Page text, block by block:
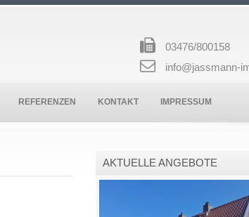
03476/800158
info@jassmann-
REFERENZEN KONTAKT IMPRESSUM
AKTUELLE ANGEBOTE